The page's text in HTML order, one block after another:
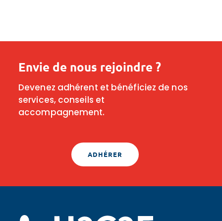
Envie de nous rejoindre ?
Devenez adhérent et bénéficiez de nos
services, conseils et
accompagnement.
ADHÉRER